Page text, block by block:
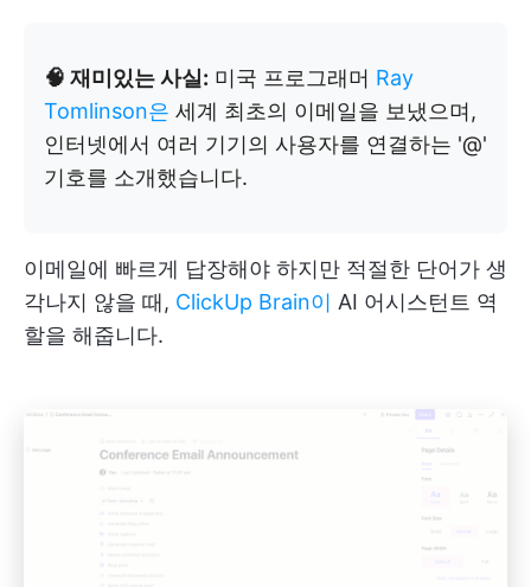
🧠 재미있는 사실: 미국 프로그래머 Ray
Tomlinson은 세계 최초의 이메일을 보냈으며,
인터넷에서 여러 기기의 사용자를 연결하는 '@'
기호를 소개했습니다.
이메일에 빠르게 답장해야 하지만 적절한 단어가 생
각나지 않을 때, ClickUp Brain이 AI 어시스턴트 역
할을 해줍니다.